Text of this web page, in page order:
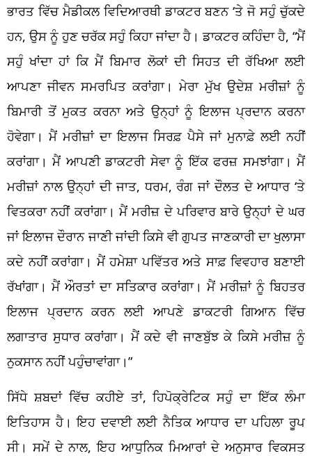
ਭਾਰਤ ਵਿੱਚ ਮੈਡੀਕਲ ਵਿਦਿਆਰਥੀ ਡਾਕਟਰ ਬਣਨ ‘ਤੇ ਜੋ ਸਹੁੰ ਚੁੱਕਦੇ
ਹਨ, ਉਸ ਨੂੰ ਹੁਣ ਚਰੱਕ ਸਹੁੰ ਕਿਹਾ ਜਾਂਦਾ ਹੈ। ਡਾਕਟਰ ਕਹਿੰਦਾ ਹੈ, “ਮੈਂ
ਸਹੁੰ ਖਾਂਦਾ ਹਾਂ ਕਿ ਮੈਂ ਬਿਮਾਰ ਲੋਕਾਂ ਦੀ ਸਿਹਤ ਦੀ ਰੱਖਿਆ ਲਈ
ਆਪਣਾ ਜੀਵਨ ਸਮਰਪਿਤ ਕਰਾਂਗਾ। ਮੇਰਾ ਮੁੱਖ ਉਦੇਸ਼ ਮਰੀਜ਼ਾਂ ਨੂੰ
ਬਿਮਾਰੀ ਤੋਂ ਮੁਕਤ ਕਰਨਾ ਅਤੇ ਉਨ੍ਹਾਂ ਨੂੰ ਇਲਾਜ ਪ੍ਰਦਾਨ ਕਰਨਾ
ਹੋਵੇਗਾ। ਮੈਂ ਮਰੀਜ਼ਾਂ ਦਾ ਇਲਾਜ ਸਿਰਫ਼ ਪੈਸੇ ਜਾਂ ਮੁਨਾਫ਼ੇ ਲਈ ਨਹੀਂ
ਕਰਾਂਗਾ। ਮੈਂ ਆਪਣੀ ਡਾਕਟਰੀ ਸੇਵਾ ਨੂੰ ਇੱਕ ਫਰਜ਼ ਸਮਝਾਂਗਾ। ਮੈਂ
ਮਰੀਜ਼ਾਂ ਨਾਲ ਉਨ੍ਹਾਂ ਦੀ ਜਾਤ, ਧਰਮ, ਰੰਗ ਜਾਂ ਦੌਲਤ ਦੇ ਆਧਾਰ ‘ਤੇ
ਵਿਤਕਰਾ ਨਹੀਂ ਕਰਾਂਗਾ। ਮੈਂ ਮਰੀਜ਼ ਦੇ ਪਰਿਵਾਰ ਬਾਰੇ ਉਨ੍ਹਾਂ ਦੇ ਘਰ
ਜਾਂ ਇਲਾਜ ਦੌਰਾਨ ਜਾਣੀ ਜਾਂਦੀ ਕਿਸੇ ਵੀ ਗੁਪਤ ਜਾਣਕਾਰੀ ਦਾ ਖੁਲਾਸਾ
ਕਦੇ ਨਹੀਂ ਕਰਾਂਗਾ। ਮੈਂ ਹਮੇਸ਼ਾ ਪਵਿੱਤਰ ਅਤੇ ਸਾਫ਼ ਵਿਵਹਾਰ ਬਣਾਈ
ਰੱਖਾਂਗਾ। ਮੈਂ ਔਰਤਾਂ ਦਾ ਸਤਿਕਾਰ ਕਰਾਂਗਾ। ਮੈਂ ਮਰੀਜ਼ਾਂ ਨੂੰ ਬਿਹਤਰ
ਇਲਾਜ ਪ੍ਰਦਾਨ ਕਰਨ ਲਈ ਆਪਣੇ ਡਾਕਟਰੀ ਗਿਆਨ ਵਿੱਚ
ਲਗਾਤਾਰ ਸੁਧਾਰ ਕਰਾਂਗਾ। ਮੈਂ ਕਦੇ ਵੀ ਜਾਣਬੁੱਝ ਕੇ ਕਿਸੇ ਮਰੀਜ਼ ਨੂੰ
ਨੁਕਸਾਨ ਨਹੀਂ ਪਹੁੰਚਾਵਾਂਗਾ।”
ਸਿੱਧੇ ਸ਼ਬਦਾਂ ਵਿੱਚ ਕਹੀਏ ਤਾਂ, ਹਿਪੋਕ੍ਰੇਟਿਕ ਸਹੁੰ ਦਾ ਇੱਕ ਲੰਮਾ
ਇਤਿਹਾਸ ਹੈ। ਇਹ ਦਵਾਈ ਲਈ ਨੈਤਿਕ ਆਧਾਰ ਦਾ ਪਹਿਲਾ ਰੂਪ
ਸੀ। ਸਮੇਂ ਦੇ ਨਾਲ, ਇਹ ਆਧੁਨਿਕ ਮਿਆਰਾਂ ਦੇ ਅਨੁਸਾਰ ਵਿਕਸਤ